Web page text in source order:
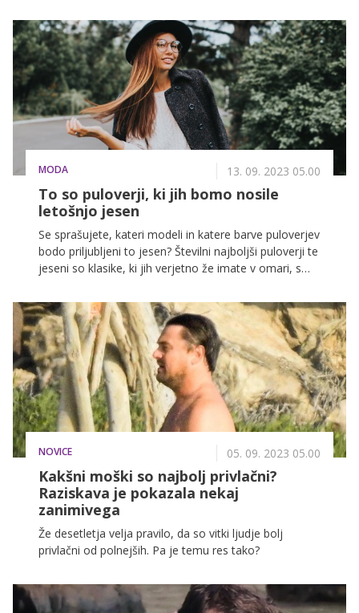
MODA 13. 09. 2023 05.00
To so puloverji, ki jih bomo nosile
letošnjo jesen
Se sprašujete, kateri modeli in katere barve puloverjev
bodo priljubljeni to jesen? Številni najboljši puloverji te
jeseni so klasike, ki jih verjetno že imate v omari, s
garderobo le še dopolnite.
NOVICE 05. 09. 2023 05.00
Kakšni moški so najbolj privlačni?
Raziskava je pokazala nekaj
zanimivega
Že desetletja velja pravilo, da so vitki ljudje bolj
privlačni od polnejših. Pa je temu res tako?